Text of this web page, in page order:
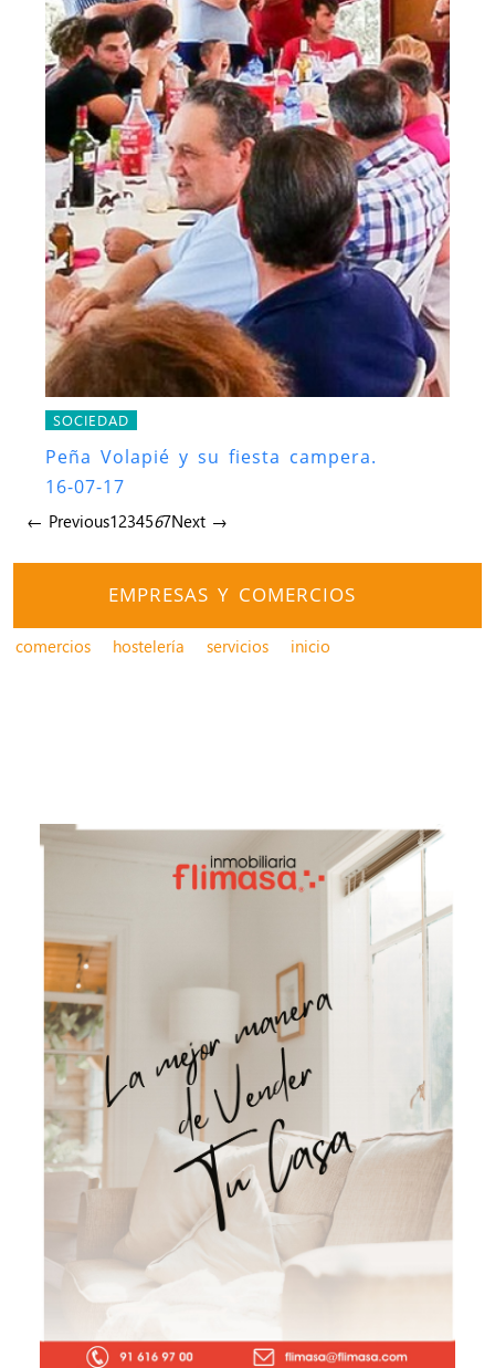
SOCIEDAD
Peña Volapié y su fiesta campera.
16-07-17
← Previous1234567Next →
EMPRESAS Y COMERCIOS
comercios hostelería servicios inicio